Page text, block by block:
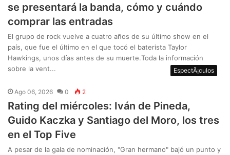
se presentará la banda, cómo y cuándo
comprar las entradas
El grupo de rock vuelve a cuatro años de su último show en el
país, que fue el último en el que tocó el baterista Taylor
Hawkings, unos días antes de su muerte.Toda la información
sobre la vent...
EspectÃ¡culos
Ago 06, 2026 0 2
Rating del miércoles: Iván de Pineda,
Guido Kaczka y Santiago del Moro, los tres
en el Top Five
A pesar de la gala de nominación, "Gran hermano" bajó un punto y